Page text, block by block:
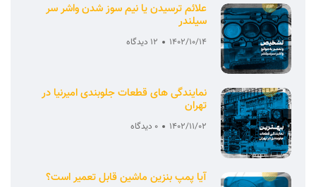
علائم ترسیدن یا نیم سوز شدن واشر سر
سیلندر
1402/10/14 12 دیدگاه
نمایندگی های قطعات جلوبندی امیرنیا در
تهران
1402/11/02 0 دیدگاه
آیا پمپ بنزین ماشین قابل تعمیر است؟